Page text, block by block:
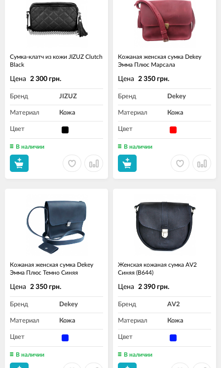
Сумка-клатч из кожи JIZUZ Clutch
Black
Цена 2 300 грн.
Бренд JIZUZ
Материал Кожа
Цвет
В наличии
Кожаная женская сумка Dekey
Эмма Плюс Марсала
Цена 2 350 грн.
Бренд Dekey
Материал Кожа
Цвет
В наличии
Кожаная женская сумка Dekey
Эмма Плюс Темно Синяя
Цена 2 350 грн.
Бренд Dekey
Материал Кожа
Цвет
В наличии
Женская кожаная сумка AV2
Синяя (B644)
Цена 2 390 грн.
Бренд AV2
Материал Кожа
Цвет
В наличии